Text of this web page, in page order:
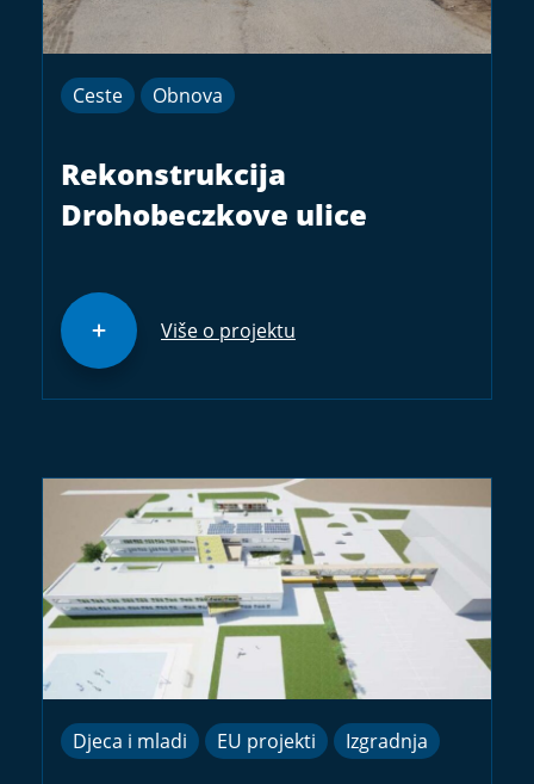
Ceste Obnova
Rekonstrukcija
Drohobeczkove ulice
Više o projektu
Djeca i mladi EU projekti Izgradnja